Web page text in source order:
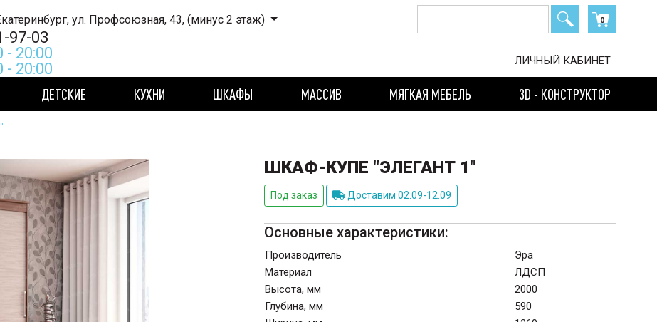
ТЦ, Екатеринбург, ул. Профсоюзная, 43, (минус 2 этаж)
97-03
- 20:00
- 20:00
0
ЛИЧНЫЙ КАБИНЕТ
ДЕТСКИЕ КУХНИ ШКАФЫ МАССИВ МЯГКАЯ МЕБЕЛЬ 3D - КОНСТРУКТОР
ШКАФ-КУПЕ "ЭЛЕГАНТ 1"
Под заказ Доставим 02.09-12.09
Основные характеристики:
Производитель
Эра
Материал
ЛДСП
Высота, мм
2000
Глубина, мм
590